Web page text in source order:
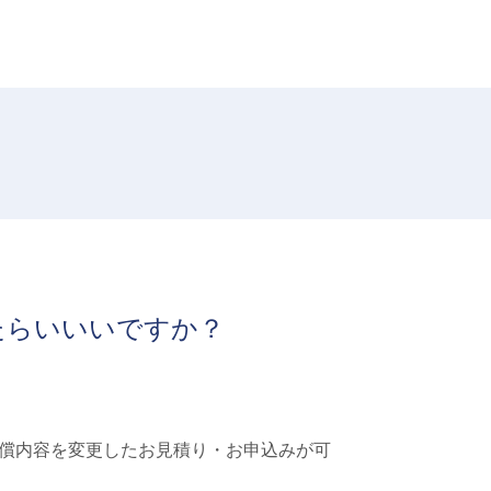
いいいですか？
内容を変更したお見積り・お申込みが可